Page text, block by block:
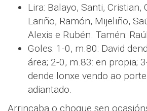
Lira: Balayo, Santi, Cristian,
Lariño, Ramón, Mijeliño,
Alexis e Rubén. Tamén:
Goles: 1-0, m.80: David
área; 2-0, m.83: en propia;
dende lonxe vendo ao
adiantado.
Arrincaba o choque sen